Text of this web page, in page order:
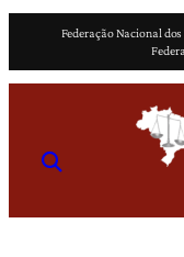
o
Federação Nacional